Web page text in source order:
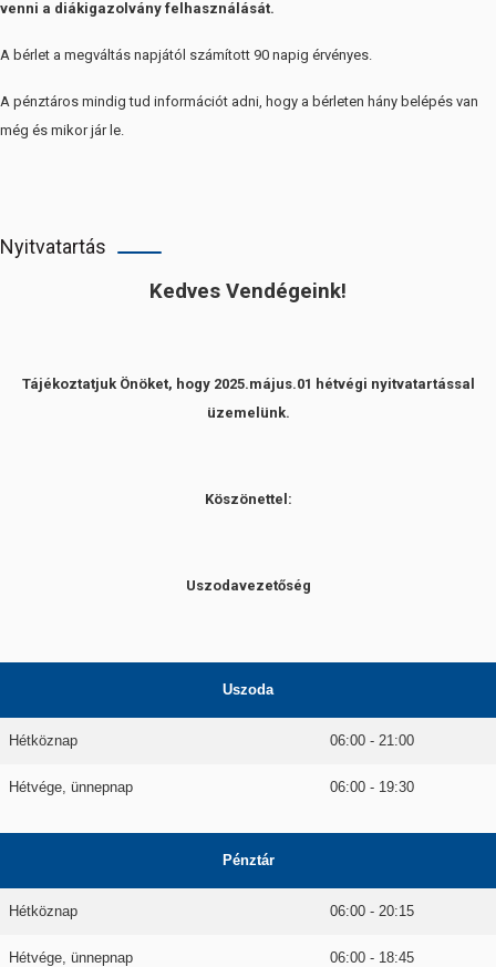
venni a diákigazolvány felhasználását.
A bérlet a megváltás napjától számított 90 napig érvényes.
A pénztáros mindig tud információt adni, hogy a bérleten hány belépés van
még és mikor jár le.
Nyitvatartás
Kedves Vendégeink!
Tájékoztatjuk Önöket, hogy 2025.május.01 hétvégi nyitvatartással
üzemelünk.
Köszönettel:
Uszodavezetőség
Uszoda
Hétköznap 06:00 - 21:00
Hétvége, ünnepnap 06:00 - 19:30
Pénztár
Hétköznap 06:00 - 20:15
Hétvége, ünnepnap 06:00 - 18:45